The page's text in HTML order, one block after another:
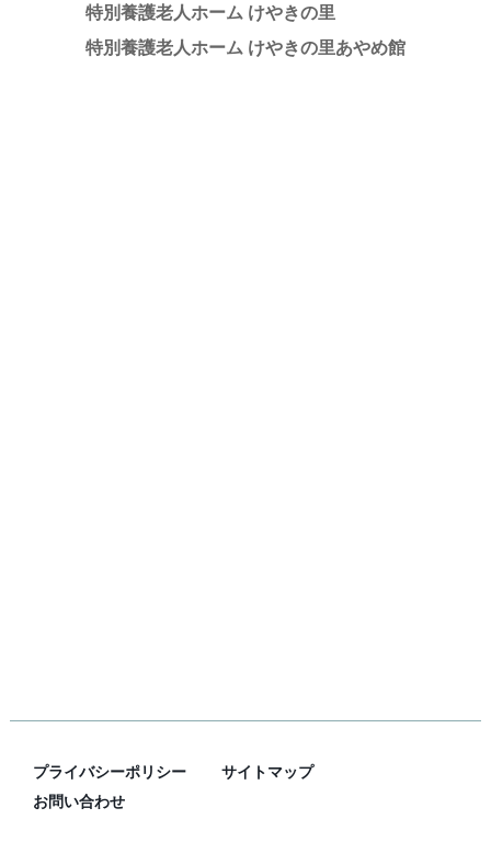
特別養護老人ホーム けやきの里
特別養護老人ホーム けやきの里あやめ館
プライバシーポリシー
サイトマップ
お問い合わせ